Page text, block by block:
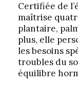
Certifiée de
maîtrise
plantaire,
plus, elle
les besoins
troubles du
équilibre